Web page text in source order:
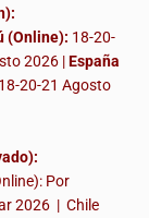
(Online): 18-20-
2026 |España
18-20-21 Agosto
Por
2026 | Chile